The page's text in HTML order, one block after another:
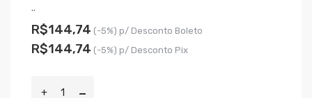
..
R$144,74 (-5%) p/ Desconto Boleto
R$144,74 (-5%) p/ Desconto Pix